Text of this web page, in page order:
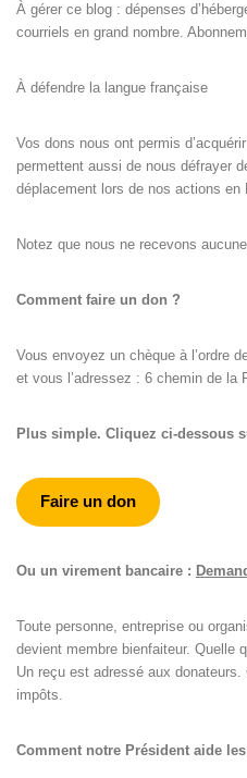
À gérer ce blog : dépenses
courriels en grand nombre.
À défendre la langue française
Vos dons nous ont permis
permettent aussi de nous défrayer
déplacement lors de nos actions en
Notez que nous ne recevons
Comment faire un don ?
Vous envoyez un chèque à l’ordre
et vous l’adressez : 6 chemin de la
Plus simple. Cliquez ci-dessous
Faire un don
Ou un virement bancaire :
Toute personne, entreprise ou
devient membre bienfaiteur. Quelle
Un reçu est adressé aux
impôts.
Comment notre Président aide